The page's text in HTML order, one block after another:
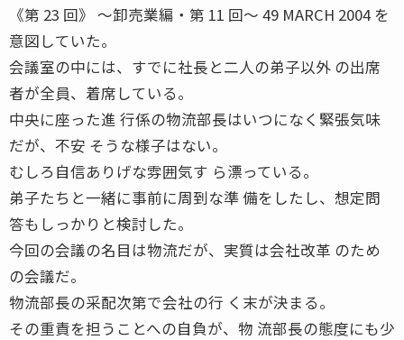
《第 23 回》 〜卸売業編・第 11 回〜 49 MARCH 2004 を
意図していた。
会議室の中には、すでに社長と二人の弟子以外 の出席
者が全員、着席している。
中央に座った進 行係の物流部長はいつになく緊張気味
だが、不安 そうな様子はない。
むしろ自信ありげな雰囲気す ら漂っている。
弟子たちと一緒に事前に周到な準 備をしたし、想定問
答もしっかりと検討した。
今回の会議の名目は物流だが、実質は会社改革 のため
の会議だ。
物流部長の采配次第で会社の行 く末が決まる。
その重責を担うことへの自負が、物 流部長の態度にも少